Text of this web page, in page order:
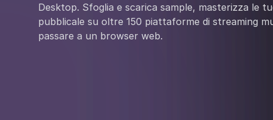
Desktop. Sfoglia e scarica sample, masterizza le
pubblicale su oltre 150 piattaforme di streaming
passare a un browser web.